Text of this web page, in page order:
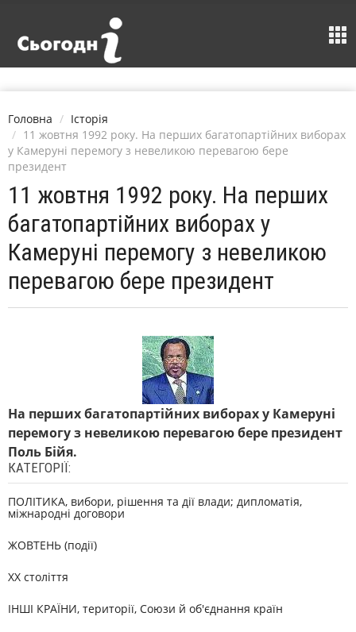
Головна
Історія
11 жовтня 1992 року. На перших багатопартійних виборах
у Камеруні перемогу з невеликою перевагою бере
президент
11 жовтня 1992 року. На перших
багатопартійних виборах у
Камеруні перемогу з невеликою
перевагою бере президент
На перших багатопартійних виборах у Камеруні
перемогу з невеликою перевагою бере президент
Поль Бійя.
КАТЕГОРІЇ:
ПОЛІТИКА, вибори, рішення та дії влади; дипломатія,
міжнародні договори
ЖОВТЕНЬ (події)
XX століття
ІНШІ КРАЇНИ, території, Союзи й об'єднання країн